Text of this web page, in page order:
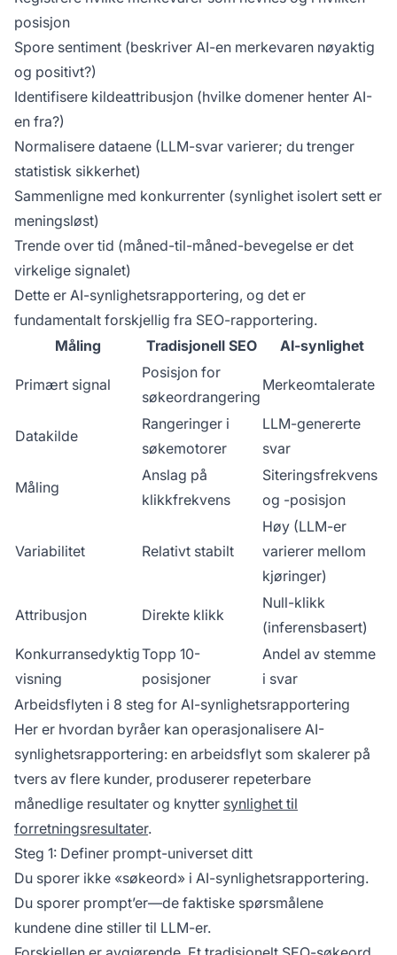
posisjon
Spore sentiment (beskriver AI-en merkevaren nøyaktig
og positivt?)
Identifisere kildeattribusjon (hvilke domener henter AI-
en fra?)
Normalisere dataene (LLM-svar varierer; du trenger
statistisk sikkerhet)
Sammenligne med konkurrenter (synlighet isolert sett er
meningsløst)
Trende over tid (måned-til-måned-bevegelse er det
virkelige signalet)
Dette er AI-synlighetsrapportering, og det er
fundamentalt forskjellig fra SEO-rapportering.
Måling
Tradisjonell SEO AI-synlighet
Primært signal
Posisjon for
søkeordrangering
Merkeomtalerate
Datakilde
Rangeringer i
søkemotorer
LLM-genererte
svar
Måling
Anslag på
klikkfrekvens
Siteringsfrekvens
og -posisjon
Variabilitet Relativt stabilt
Høy (LLM-er
varierer mellom
kjøringer)
Attribusjon Direkte klikk
Null-klikk
(inferensbasert)
Konkurransedyktig
visning
Topp 10-
posisjoner
Andel av stemme
i svar
Arbeidsflyten i 8 steg for AI-synlighetsrapportering
Her er hvordan byråer kan operasjonalisere AI-
synlighetsrapportering: en arbeidsflyt som skalerer på
tvers av flere kunder, produserer repeterbare
månedlige resultater og knytter synlighet til
forretningsresultater.
Steg 1: Definer prompt-universet ditt
Du sporer ikke «søkeord» i AI-synlighetsrapportering.
Du sporer prompt’er—de faktiske spørsmålene
kundene dine stiller til LLM-er.